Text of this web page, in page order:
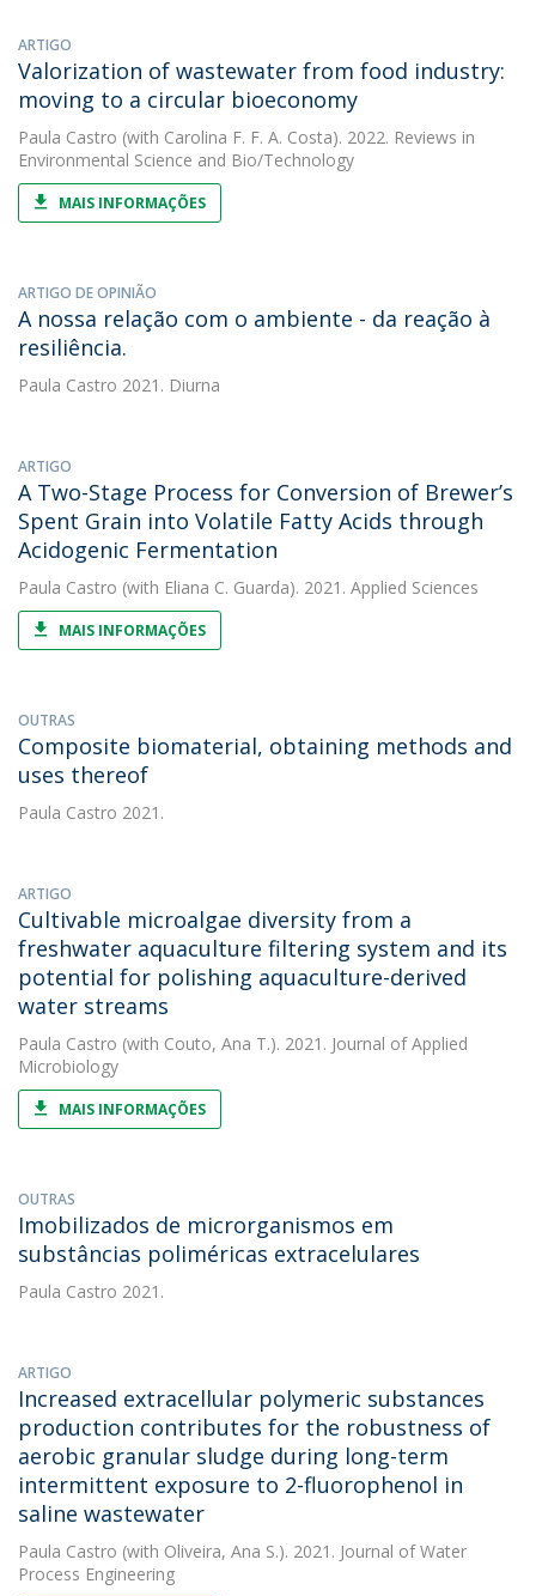
ARTIGO
Valorization of wastewater from food industry:
moving to a circular bioeconomy
Paula Castro (with Carolina F. F. A. Costa). 2022. Reviews in
Environmental Science and Bio/Technology
MAIS INFORMAÇÕES
ARTIGO DE OPINIÃO
A nossa relação com o ambiente - da reação à
resiliência.
Paula Castro 2021. Diurna
ARTIGO
A Two-Stage Process for Conversion of Brewer’s
Spent Grain into Volatile Fatty Acids through
Acidogenic Fermentation
Paula Castro (with Eliana C. Guarda). 2021. Applied Sciences
MAIS INFORMAÇÕES
OUTRAS
Composite biomaterial, obtaining methods and
uses thereof
Paula Castro 2021.
ARTIGO
Cultivable microalgae diversity from a
freshwater aquaculture filtering system and its
potential for polishing aquaculture-derived
water streams
Paula Castro (with Couto, Ana T.). 2021. Journal of Applied
Microbiology
MAIS INFORMAÇÕES
OUTRAS
Imobilizados de microrganismos em
substâncias poliméricas extracelulares
Paula Castro 2021.
ARTIGO
Increased extracellular polymeric substances
production contributes for the robustness of
aerobic granular sludge during long-term
intermittent exposure to 2-fluorophenol in
saline wastewater
Paula Castro (with Oliveira, Ana S.). 2021. Journal of Water
Process Engineering